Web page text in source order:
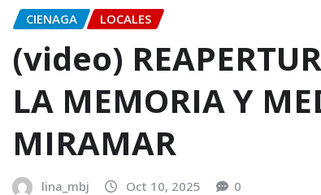
CIENAGA LOCALES
(video)
LA MEMORIA Y
MIRAMAR
lina_mbj Oct 10, 2025 0